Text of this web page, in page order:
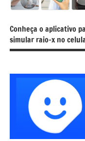
Conheça o aplicativo
simular raio-x no